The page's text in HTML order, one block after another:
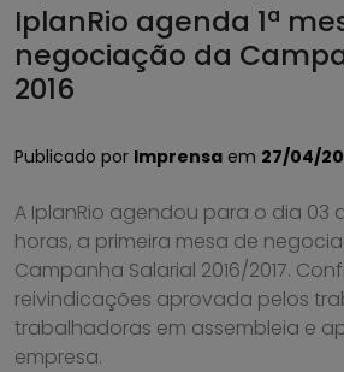
IplanRio agenda 1ª
negociação da
2016
Publicado por Imprensa em 27/04/
A IplanRio agendou para o dia 03
horas, a primeira mesa de
Campanha Salarial 2016/2017.
reivindicações aprovada pelos
trabalhadoras em assembleia e
empresa.